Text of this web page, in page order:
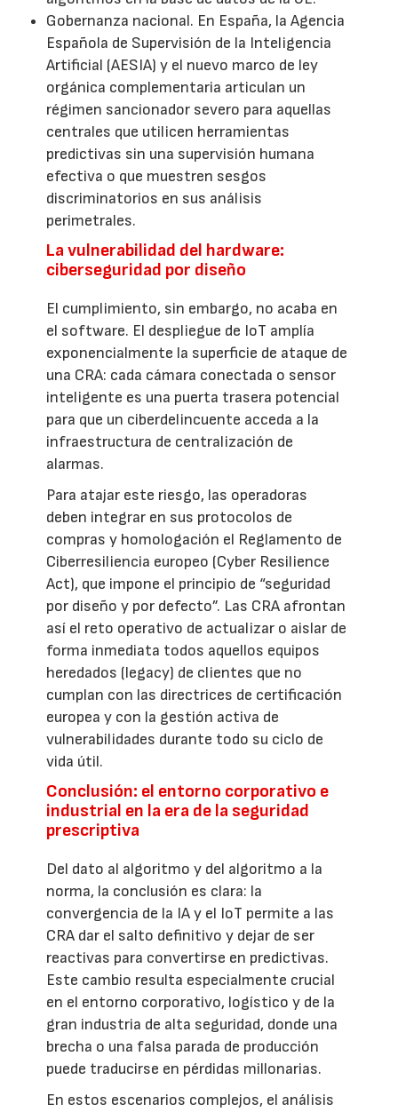
Gobernanza nacional. En España, la Agencia
Española de Supervisión de la Inteligencia
Artificial (AESIA) y el nuevo marco de ley
orgánica complementaria articulan un
régimen sancionador severo para aquellas
centrales que utilicen herramientas
predictivas sin una supervisión humana
efectiva o que muestren sesgos
discriminatorios en sus análisis
perimetrales.
La vulnerabilidad del hardware:
ciberseguridad por diseño
El cumplimiento, sin embargo, no acaba en
el software. El despliegue de IoT amplía
exponencialmente la superficie de ataque de
una CRA: cada cámara conectada o sensor
inteligente es una puerta trasera potencial
para que un ciberdelincuente acceda a la
infraestructura de centralización de
alarmas.
Para atajar este riesgo, las operadoras
deben integrar en sus protocolos de
compras y homologación el Reglamento de
Ciberresiliencia europeo (Cyber Resilience
Act), que impone el principio de “seguridad
por diseño y por defecto”. Las CRA afrontan
así el reto operativo de actualizar o aislar de
forma inmediata todos aquellos equipos
heredados (legacy) de clientes que no
cumplan con las directrices de certificación
europea y con la gestión activa de
vulnerabilidades durante todo su ciclo de
vida útil.
Conclusión: el entorno corporativo e
industrial en la era de la seguridad
prescriptiva
Del dato al algoritmo y del algoritmo a la
norma, la conclusión es clara: la
convergencia de la IA y el IoT permite a las
CRA dar el salto definitivo y dejar de ser
reactivas para convertirse en predictivas.
Este cambio resulta especialmente crucial
en el entorno corporativo, logístico y de la
gran industria de alta seguridad, donde una
brecha o una falsa parada de producción
puede traducirse en pérdidas millonarias.
En estos escenarios complejos, el análisis